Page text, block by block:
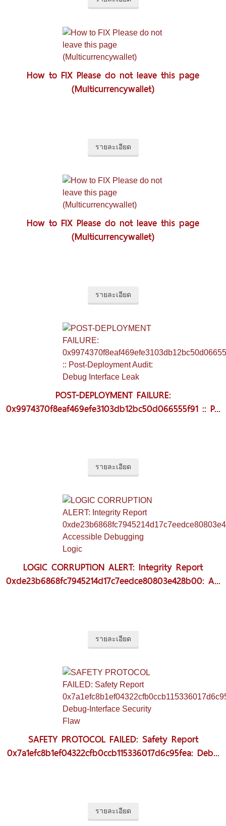
How to FIX Please do not leave this page
(Multicurrencywallet)
รายละเอียด
How to FIX Please do not leave this page
(Multicurrencywallet)
รายละเอียด
POST-DEPLOYMENT FAILURE:
0x9974370f8eaf469efe3103db12bc50d066555f91 :: P...
รายละเอียด
LOGIC CORRUPTION ALERT: Integrity Report
0xde23b6868fc7945214d17c7eedce80803e428b00: A...
รายละเอียด
SAFETY PROTOCOL FAILED: Safety Report
0x7a1efc8b1ef04322cfb0ccb115336017d6c95fea: Deb...
รายละเอียด